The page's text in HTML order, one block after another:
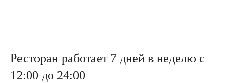
Ресторан работает 7 дней в неделю с
12:00 до 24:00